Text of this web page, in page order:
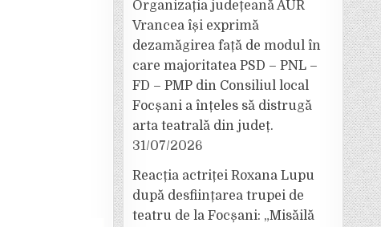
Organizația județeană AUR
Vrancea își exprimă
dezamăgirea față de modul în
care majoritatea PSD – PNL –
FD – PMP din Consiliul local
Focșani a înțeles să distrugă
arta teatrală din județ.
31/07/2026
Reacția actriței Roxana Lupu
după desființarea trupei de
teatru de la Focșani: „Misăilă